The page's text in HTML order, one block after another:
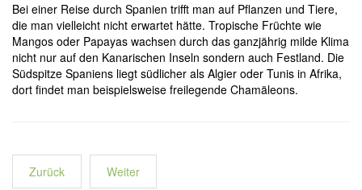
Bei einer Reise durch Spanien trifft man auf Pflanzen und Tiere,
die man vielleicht nicht erwartet hätte. Tropische Früchte wie
Mangos oder Papayas wachsen durch das ganzjährig milde Klima
nicht nur auf den Kanarischen Inseln sondern auch Festland. Die
Südspitze Spaniens liegt südlicher als Algier oder Tunis in Afrika,
dort findet man beispielsweise freilegende Chamäleons.
Zurück Weiter